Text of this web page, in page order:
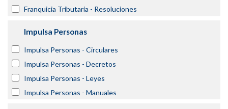
Franquicia Tributaria - Resoluciones
Impulsa Personas
Impulsa Personas - Circulares
Impulsa Personas - Decretos
Impulsa Personas - Leyes
Impulsa Personas - Manuales